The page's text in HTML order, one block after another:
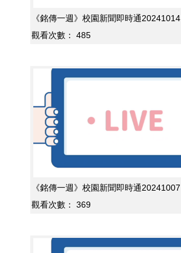
《銘傳一週》校園新聞即時通20241014
觀看次數：
485
《銘傳一週》校園新聞即時通20241007
觀看次數：
369